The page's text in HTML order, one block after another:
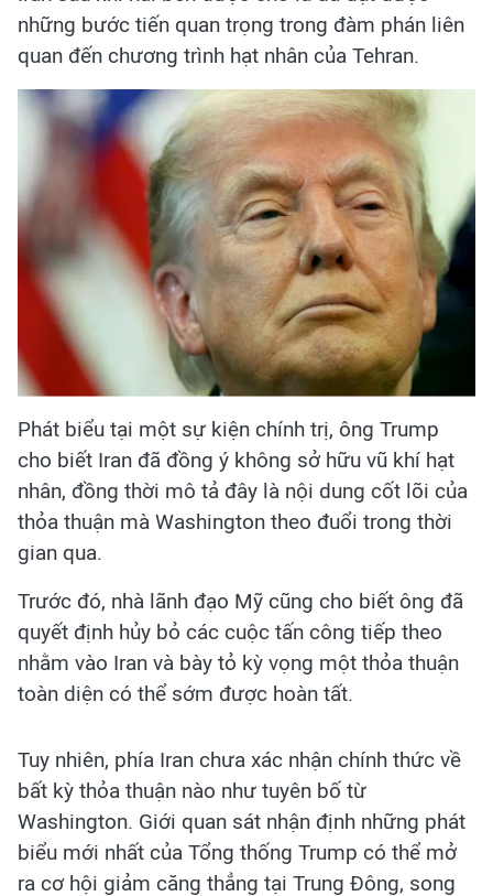
những bước tiến quan trọng trong đàm phán liên
quan đến chương trình hạt nhân của Tehran.
Phát biểu tại một sự kiện chính trị, ông Trump
cho biết Iran đã đồng ý không sở hữu vũ khí hạt
nhân, đồng thời mô tả đây là nội dung cốt lõi của
thỏa thuận mà Washington theo đuổi trong thời
gian qua.
Trước đó, nhà lãnh đạo Mỹ cũng cho biết ông đã
quyết định hủy bỏ các cuộc tấn công tiếp theo
nhằm vào Iran và bày tỏ kỳ vọng một thỏa thuận
toàn diện có thể sớm được hoàn tất.
Tuy nhiên, phía Iran chưa xác nhận chính thức về
bất kỳ thỏa thuận nào như tuyên bố từ
Washington. Giới quan sát nhận định những phát
biểu mới nhất của Tổng thống Trump có thể mở
ra cơ hội giảm căng thẳng tại Trung Đông, song